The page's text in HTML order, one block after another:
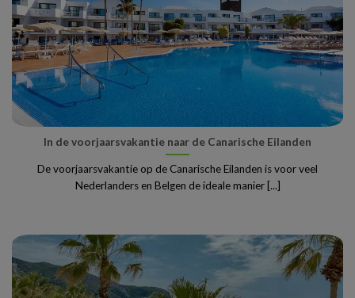
In de voorjaarsvakantie naar de Canarische Eilanden
De voorjaarsvakantie op de Canarische Eilanden is voor veel
Nederlanders en Belgen de ideale manier [...]